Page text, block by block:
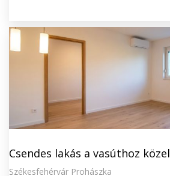
Csendes lakás a vasúthoz közel
Székesfehérvár Prohászka